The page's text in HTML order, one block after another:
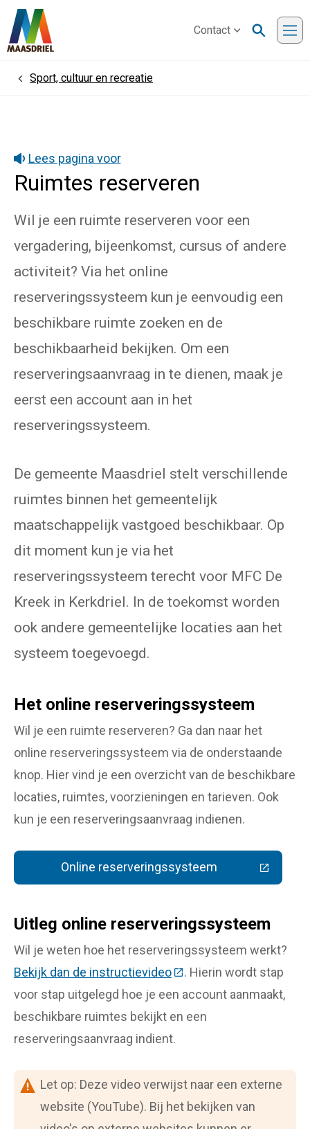
Contact
HomeSport, cultuur en recreatie
Lees pagina voor
Ruimtes reserveren
Wil je een ruimte reserveren voor een
vergadering, bijeenkomst, cursus of andere
activiteit? Via het online
reserveringssysteem kun je eenvoudig een
beschikbare ruimte zoeken en de
beschikbaarheid bekijken. Om een
reserveringsaanvraag in te dienen, maak je
eerst een account aan in het
reserveringssysteem.
De gemeente Maasdriel stelt verschillende
ruimtes binnen het gemeentelijk
maatschappelijk vastgoed beschikbaar. Op
dit moment kun je via het
reserveringssysteem terecht voor MFC De
Kreek in Kerkdriel. In de toekomst worden
ook andere gemeentelijke locaties aan het
systeem toegevoegd.
Het online reserveringssysteem
Wil je een ruimte reserveren? Ga dan naar het
online reserveringssysteem via de onderstaande
knop. Hier vind je een overzicht van de beschikbare
locaties, ruimtes, voorzieningen en tarieven. Ook
kun je een reserveringsaanvraag indienen.
Online reserveringssysteem
(Deze link gaat naar een
Uitleg online reserveringssysteem
Wil je weten hoe het reserveringssysteem werkt?
Bekijk dan de instructievideo(Deze link gaat naar
. Hierin wordt stap
voor stap uitgelegd hoe je een account aanmaakt,
beschikbare ruimtes bekijkt en een
reserveringsaanvraag indient.
Let op: Deze video verwijst naar een externe
website (YouTube). Bij het bekijken van